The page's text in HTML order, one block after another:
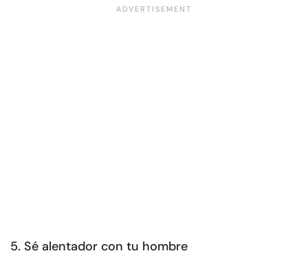
5. Sé alentador con tu hombre